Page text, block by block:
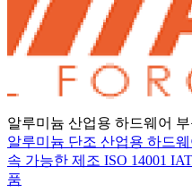
알루미늄 산업용 하드웨어
알루미늄 단조 산업용 하드웨
속 가능한 제조 ISO 14001
품